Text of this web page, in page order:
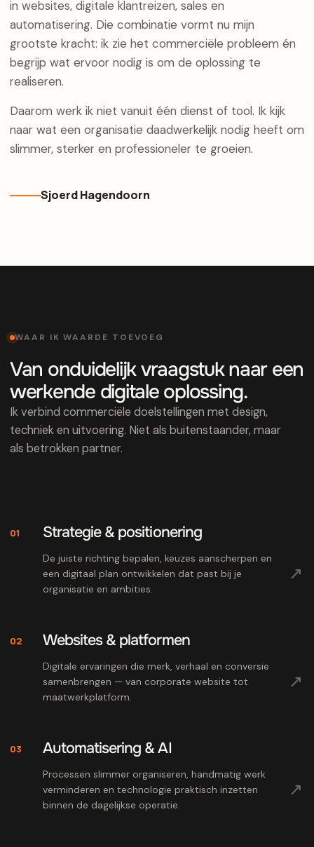
in websites, digitale klantreizen, sales en
automatisering. Die combinatie vormt nu mijn
grootste kracht: ik zie het commerciële probleem én
begrijp wat ervoor nodig is om de oplossing te
realiseren.
Daarom werk ik niet vanuit één dienst of tool. Ik kijk
naar wat een organisatie daadwerkelijk nodig heeft om
slimmer, sterker en professioneler te groeien.
Sjoerd Hagendoorn
WAAR IK WAARDE TOEVOEG
Van onduidelijk vraagstuk naar een
werkende digitale oplossing.
Ik verbind commerciële doelstellingen met design,
techniek en uitvoering. Niet als buitenstaander, maar
als betrokken partner.
01 Strategie & positionering
De juiste richting bepalen, keuzes aanscherpen en
een digitaal plan ontwikkelen dat past bij je
organisatie en ambities.
↗
02 Websites & platformen
Digitale ervaringen die merk, verhaal en conversie
samenbrengen — van corporate website tot
maatwerkplatform.
↗
03 Automatisering & AI
Processen slimmer organiseren, handmatig werk
verminderen en technologie praktisch inzetten
binnen de dagelijkse operatie.
↗